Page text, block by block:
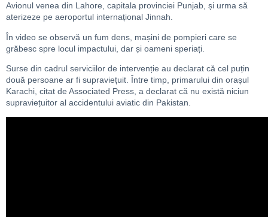
Avionul venea din Lahore, capitala provinciei Punjab, și urma să
aterizeze pe aeroportul internațional Jinnah.
În video se observă un fum dens, mașini de pompieri care se
grăbesc spre locul impactului, dar și oameni speriați.
Surse din cadrul serviciilor de intervenție au declarat că cel puțin
două persoane ar fi supraviețuit. Între timp, primarului din orașul
Karachi, citat de Associated Press, a declarat că nu există niciun
supraviețuitor al accidentului aviatic din Pakistan.